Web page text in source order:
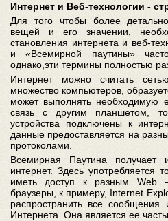
Интернет и Веб-технологии -
Для того чтобы более
вещей и его значении,
становления интернета и веб-
и «Всемирной паутины»
однако,эти термины полностью
Интернет можно считать
множество компьютеров,
может выполнять необходимую
связь с другим планшетом,
устройства подключены к
данные предоставляется на
протоколами.
Всемирная Паутина получает
интернет. Здесь употребляется
иметь доступ к разным Web
браузеры, к примеру, Internet
распространить все
Интернета. Она является ее